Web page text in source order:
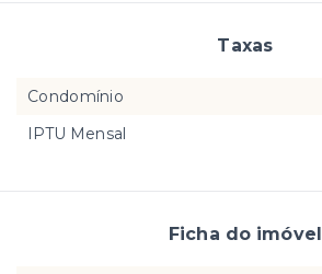
Taxas
Condomínio
IPTU Mensal
Ficha do imóvel